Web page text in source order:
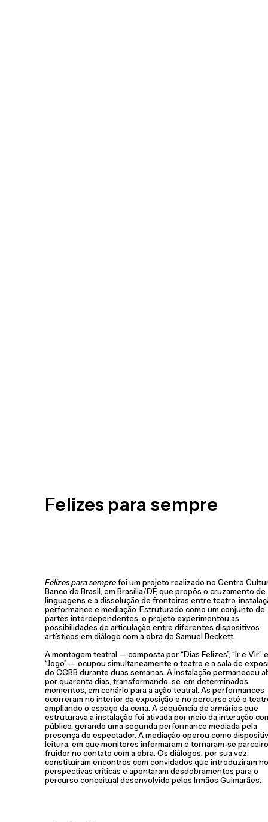
Felizes para sempre
Felizes para semprefoi um projeto realizado no Centro
Banco do Brasil, em Brasília/DF, que propôs o cruzamento de
linguagens e a dissolução de fronteiras entre teatro,
performance e mediação. Estruturado como um conjunto de
partes interdependentes, o projeto experimentou as
possibilidades de articulação entre diferentes dispositivos
artísticos em diálogo com a obra de Samuel Beckett.
A montagem teatral — composta por “Dias Felizes”, “Ir e Vir” e
“Jogo” — ocupou simultaneamente o teatro e a sala de
do CCBB durante duas semanas. A instalação permaneceu
por quarenta dias, transformando-se, em determinados
momentos, em cenário para a ação teatral. As performances
ocorreram no interior da exposição e no percurso até o
ampliando o espaço da cena. A sequência de armários que
estruturava a instalação foi ativada por meio da interação
público, gerando uma segunda performance mediada pela
presença do espectador. A mediação operou como
leitura, em que monitores informaram e tornaram-se
fruidor no contato com a obra. Os diálogos, por sua vez,
constituíram encontros com convidados que introduziram
perspectivas críticas e apontaram desdobramentos para o
percurso conceitual desenvolvido pelos Irmãos Guimarães.